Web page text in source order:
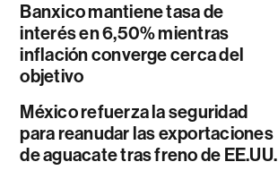
Banxico mantiene tasa de
interés en 6,50% mientras
inflación converge cerca del
objetivo
México refuerza la seguridad
para reanudar las exportaciones
de aguacate tras freno de EE.UU.